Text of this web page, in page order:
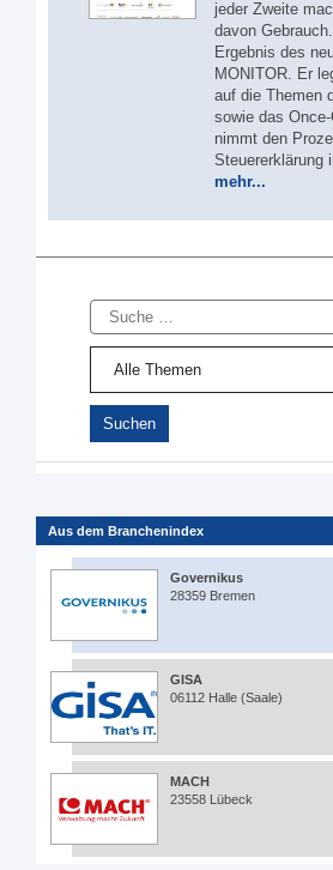
jeder Zweite
davon
Ergebnis des
MONITOR. Er
auf die Themen
sowie das
nimmt den
Steuererklärung
mehr...
Suche
Aus dem Branchenindex
Governikus
28359 Bremen
GISA
06112 Halle (Saale)
MACH
23558 Lübeck